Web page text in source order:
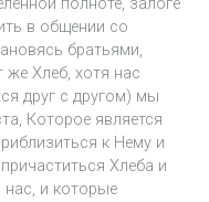
в общении со
братьями,
Хлеб, хотя нас
друг с другом) мы
Которое является
к Нему и
Хлеба и
и которые